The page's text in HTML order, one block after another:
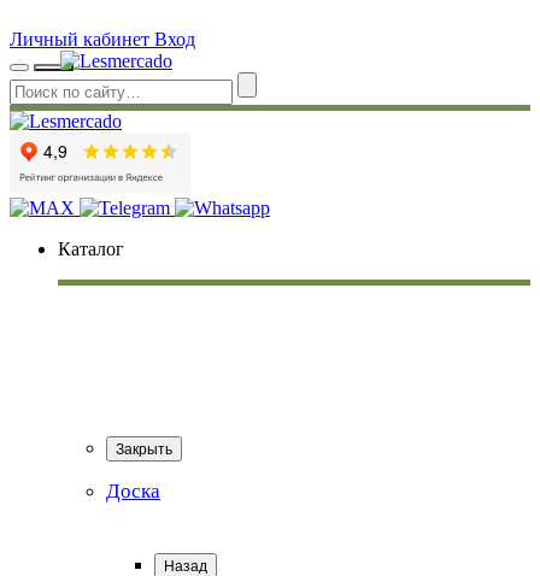
Личный кабинет Вход
Каталог
Закрыть
Доска
Назад